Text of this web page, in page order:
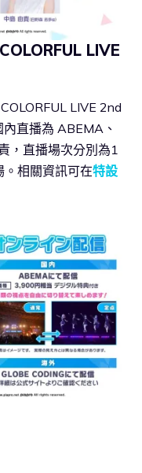
LIVE
LIVE 2nd
直播為 ABEMA、
，直播場次分別為1
相關資訊可在特設